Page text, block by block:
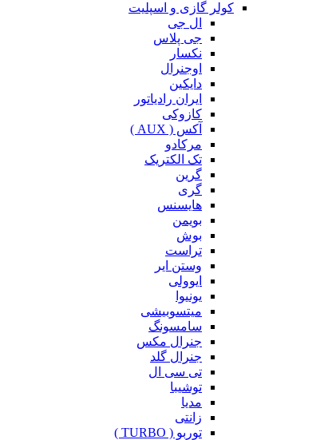
کولر گازی و اسپلیت
ال جی
جی پلاس
نکسار
اوجنرال
دایکین
ایران رادیاتور
کازوکی
آکس ( AUX )
مرکادو
تک الکتریک
گرین
گری
هایسنس
بویمن
بوش
تراست
وستن ایر
ایوولی
یونیوا
میتسوبیشی
سامسونگ
جنرال مکس
جنرال گلد
تی سی ال
توشیبا
مدیا
زانتی
توربو ( TURBO )